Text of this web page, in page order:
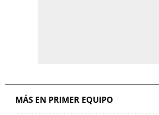
MÁS EN PRIMER EQUIPO